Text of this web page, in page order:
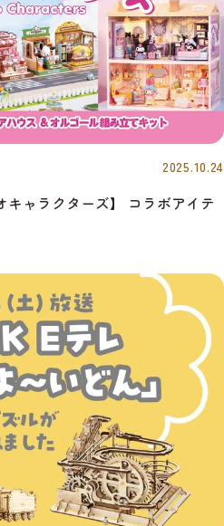
2025.10.24
キャラクターズ】 コラボアイテ